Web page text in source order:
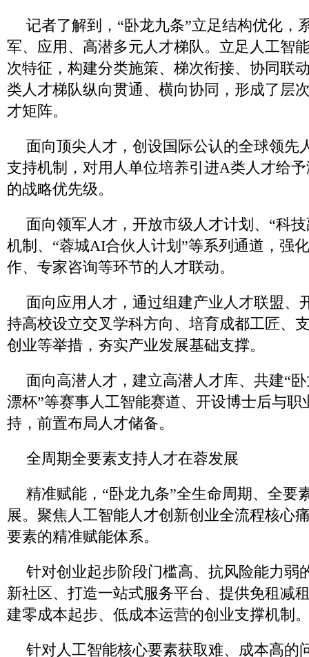
记者了解到，“卧龙九条”立足结构优化，
军、应用、高潜多元人才梯队。立足人工智
次特征，构建分类施策、梯次衔接、协同联
类人才梯队纵向贯通、横向协同，形成了层
才矩阵。
面向顶尖人才，创设国际公认的全球领先
支持机制，对用人单位培养引进A类人才给
的战略优先级。
面向领军人才，开放市级人才计划、“科
机制、“蓉城AI合伙人计划”等系列通道，强
作、专家咨询等环节的人才联动。
面向应用人才，通过组建产业人才联盟、
持高校设立交叉学科方向、培育成都工匠、
创业等举措，夯实产业发展基础支撑。
面向高潜人才，建立高潜人才库、共建“
漂杯”等赛事人工智能赛道、开设博士后与职
持，前置布局人才储备。
全周期全要素支持人才在蓉发展
精准赋能，“卧龙九条”全生命周期、全要
展。聚焦人工智能人才创新创业全流程核心
要素的精准赋能体系。
针对创业起步阶段门槛高、抗风险能力弱
新社区、打造一站式服务平台、提供免租减
建零成本起步、低成本运营的创业支撑机制
针对人工智能核心要素获取难、成本高的